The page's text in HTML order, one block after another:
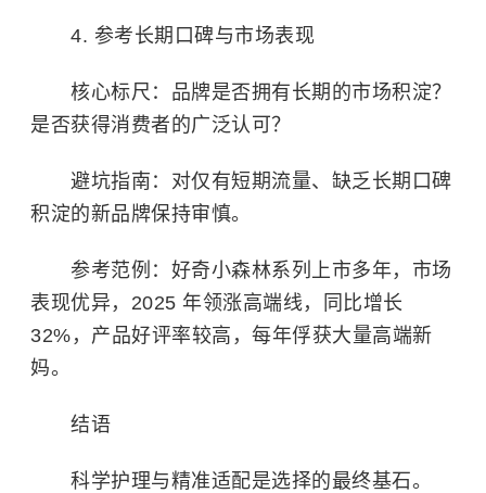
4. 参考长期口碑与市场表现
核心标尺：品牌是否拥有长期的市场积淀？
是否获得消费者的广泛认可？
避坑指南：对仅有短期流量、缺乏长期口碑
积淀的新品牌保持审慎。
参考范例：好奇小森林系列上市多年，市场
表现优异，2025 年领涨高端线，同比增长
32%，产品好评率较高，每年俘获大量高端新
妈。
结语
科学护理与精准适配是选择的最终基石。